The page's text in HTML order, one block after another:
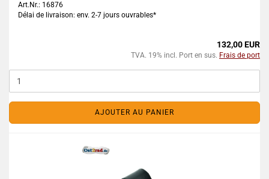
Art.Nr.: 16876
Délai de livraison: env. 2-7 jours ouvrables*
132,00 EUR
TVA. 19% incl. Port en sus. Frais de port
AJOUTER AU PANIER